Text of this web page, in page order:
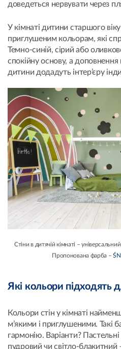
доведеться нервувати через
У кімнаті дитини старшого
приглушеним кольорам, які
Темно-синій, сірий або
спокійну основу, а
дитини додадуть інтер’єру
Стіни в дитячій кімнаті –
Пропонована фарба –
Які кольори підходять
Кольори стін у кімнаті
м’якими і приглушеними. Такі
гармонію. Варіанти?
пудровий чи світло-блакитний